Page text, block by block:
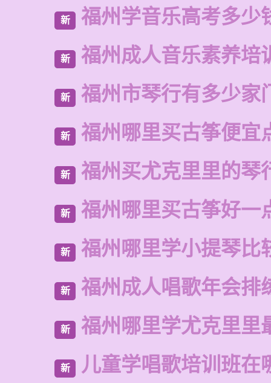
新 福州学音乐高考多少
新 福州成人音乐素养培
新 福州市琴行有多少家
新 福州哪里买古筝便宜
新 福州买尤克里里的琴
新 福州哪里买古筝好一
新 福州哪里学小提琴比
新 福州成人唱歌年会排
新 福州哪里学尤克里里
新 儿童学唱歌培训班在